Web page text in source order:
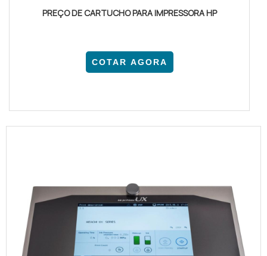
PREÇO DE CARTUCHO PARA IMPRESSORA HP
COTAR AGORA